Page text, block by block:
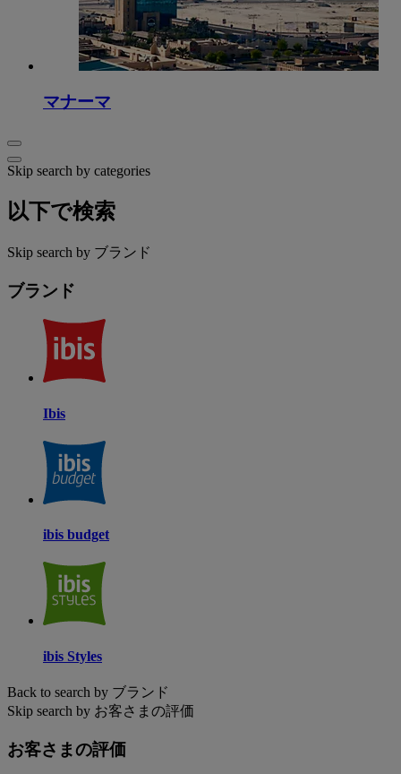
マナーマ
Skip search by categories
以下で検索
Skip search by ブランド
ブランド
Ibis
ibis budget
ibis Styles
Back to search by ブランド
Skip search by お客さまの評価
お客さまの評価